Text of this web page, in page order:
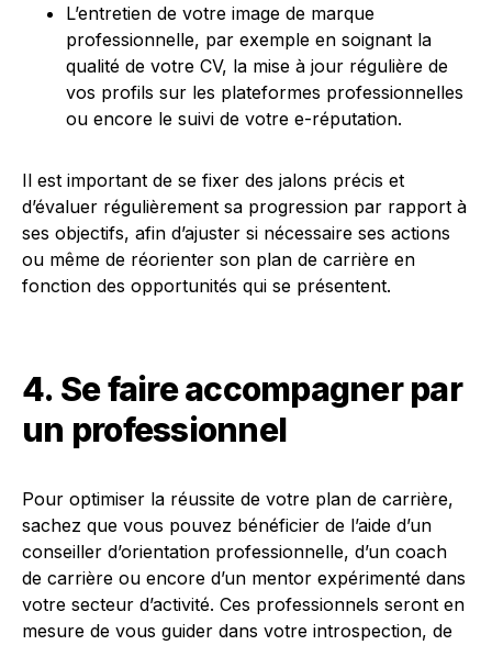
L’entretien de votre image de marque
professionnelle, par exemple en soignant la
qualité de votre CV, la mise à jour régulière de
vos profils sur les plateformes professionnelles
ou encore le suivi de votre e-réputation.
Il est important de se fixer des jalons précis et
d’évaluer régulièrement sa progression par rapport à
ses objectifs, afin d’ajuster si nécessaire ses actions
ou même de réorienter son plan de carrière en
fonction des opportunités qui se présentent.
4. Se faire accompagner par
un professionnel
Pour optimiser la réussite de votre plan de carrière,
sachez que vous pouvez bénéficier de l’aide d’un
conseiller d’orientation professionnelle, d’un coach
de carrière ou encore d’un mentor expérimenté dans
votre secteur d’activité. Ces professionnels seront en
mesure de vous guider dans votre introspection, de